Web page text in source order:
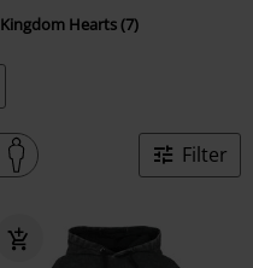
Kingdom Hearts (7)
Filter